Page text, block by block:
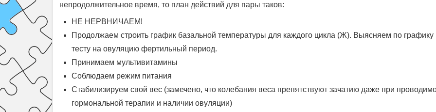
непродолжительное время, то план действий для пары таков:
НЕ НЕРВНИЧАЕМ!
Продолжаем строить график базальной температуры для каждого цикла (Ж). Выясняем по графику
тесту на овуляцию фертильный период.
Принимаем мультивитамины
Соблюдаем режим питания
Стабилизируем свой вес (замечено, что колебания веса препятствуют зачатию даже при
гормональной терапии и наличии овуляции)